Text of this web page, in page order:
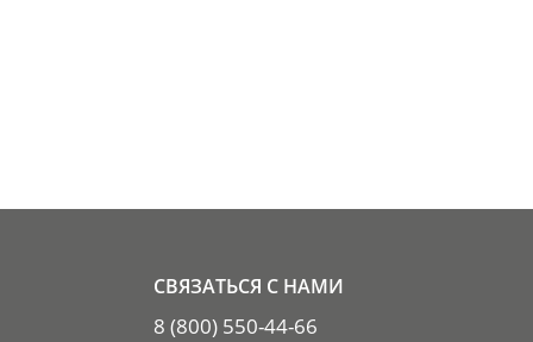
СВЯЗАТЬСЯ С НАМИ
8 (800) 550-44-66